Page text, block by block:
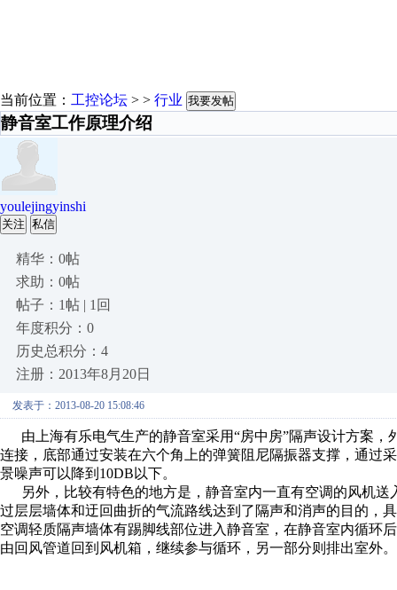
当前位置： 工控论坛 > > 行业 我要发帖
静音室工作原理介绍
youlejingyinshi
关注 私信
精华：0帖
求助：0帖
帖子：1帖 | 1回
年度积分：0
历史总积分：4
注册：2013年8月20日
发表于：2013-08-20 15:08:46
由上海有乐电气生产的静音室采用“房中房”隔声设计方案，
连接，底部通过安装在六个角上的弹簧阻尼隔振器支撑，通过
景噪声可以降到10DB以下。
另外，比较有特色的地方是，静音室内一直有空调的风机送
过层层墙体和迂回曲折的气流路线达到了隔声和消声的目的，
空调轻质隔声墙体有踢脚线部位进入静音室，在静音室内循环
由回风管道回到风机箱，继续参与循环，另一部分则排出室外。